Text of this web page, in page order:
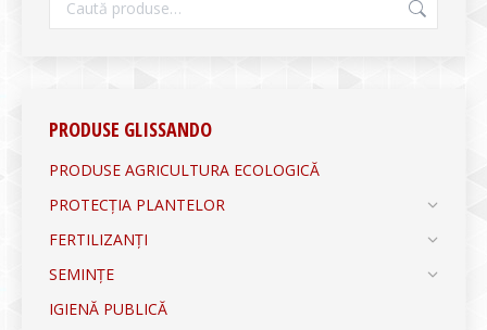
PRODUSE GLISSANDO
PRODUSE AGRICULTURA ECOLOGICĂ
PROTECȚIA PLANTELOR
FERTILIZANȚI
SEMINȚE
IGIENĂ PUBLICĂ